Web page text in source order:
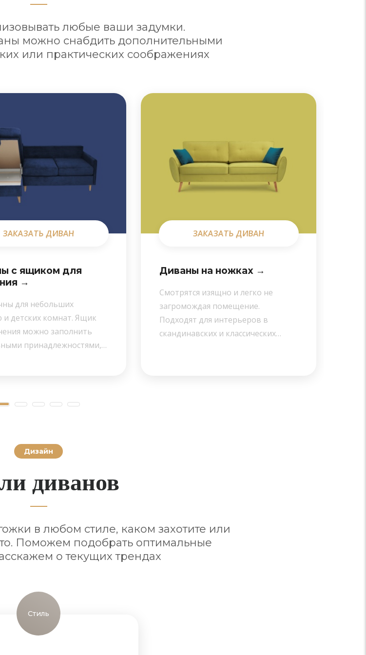
любые ваши задумки.
можно снабдить дополнительными
или практических соображениях
ЗАКАЗАТЬ ДИВАН
ЗАКАЗАТЬ ДИВАН
с ящиком для
→
для небольших
и детских комнат. Ящик
можно заполнить
принадлежностями,…
ЗАКАЗАТЬ ДИВАН
ЗАКАЗАТЬ ДИВАН
Диваны на ножках →
Смотрятся изящно и легко не
загромождая помещение.
Подходят для интерьеров в
скандинавских и классических…
Дизайн
диванов
в любом стиле, каком захотите или
Поможем подобрать оптимальные
о текущих трендах
Стиль